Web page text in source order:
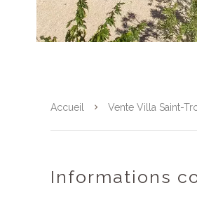
Accueil Vente Villa Saint-
Informations